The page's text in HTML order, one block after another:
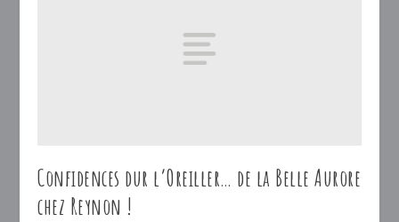
Confidences dur l’Oreiller… de la Belle Aurore
chez Reynon !